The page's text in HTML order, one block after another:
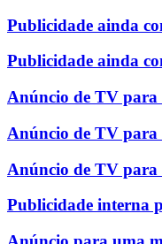
Publicidade ainda
Publicidade ainda
Anúncio de TV para
Anúncio de TV para
Anúncio de TV
Publicidade interna